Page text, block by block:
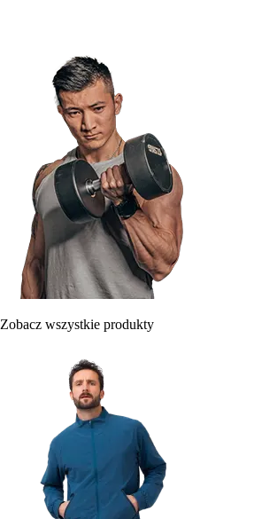
Zobacz wszystkie produkty